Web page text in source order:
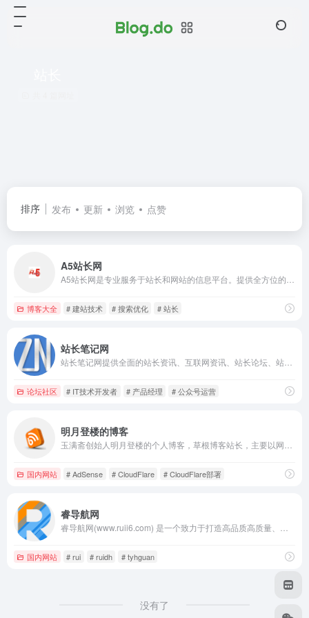
排序 发布 更新 浏览 点赞
A5站长网
博客大全 # 建站技术 # 搜索优化 # 站长
站长笔记网
论坛社区 # IT技术开发者 # 产品经理 # 公众号运营
明月登楼的博客
国内网站 # AdSense # CloudFlare # CloudFlare部署
睿导航网
国内网站 # rui # ruidh # tyhguan
没有了